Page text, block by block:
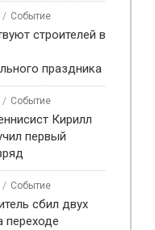
Событие
строителей в
праздника
Событие
Кирилл
первый
Событие
сбил двух
переходе